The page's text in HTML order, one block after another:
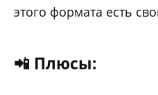
этого формата есть
📲 Плюсы: